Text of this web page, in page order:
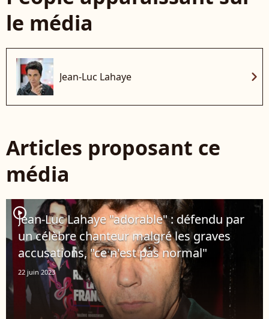
le média
Jean-Luc Lahaye chevron_right
Articles proposant ce
média
player2
Jean-Luc Lahaye "adorable" : défendu par
un célèbre chanteur malgré les graves
accusations, "ce n'est pas normal"
22 juin 2023